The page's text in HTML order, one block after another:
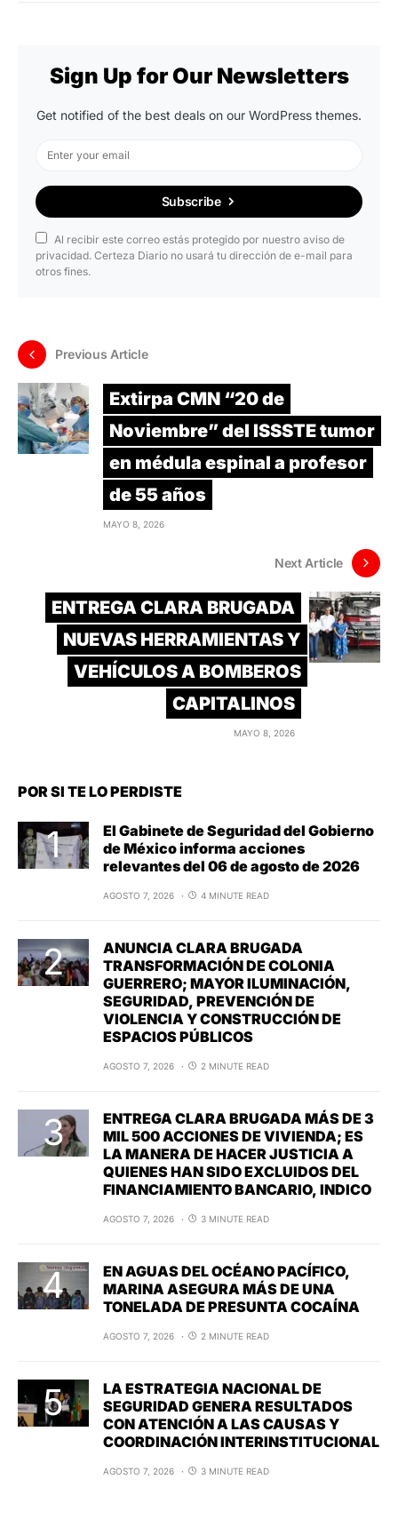
Sign Up for Our Newsletters
Get notified of the best deals on our WordPress themes.
Subscribe
Al recibir este correo estás protegido por nuestro aviso de
privacidad. Certeza Diario no usará tu dirección de e-mail para
otros fines.
Previous Article
Extirpa CMN “20 de
Noviembre” del ISSSTE tumor
en médula espinal a profesor
de 55 años
MAYO 8, 2026
Next Article
ENTREGA CLARA BRUGADA
NUEVAS HERRAMIENTAS Y
VEHÍCULOS A BOMBEROS
CAPITALINOS
MAYO 8, 2026
POR SI TE LO PERDISTE
El Gabinete de Seguridad del Gobierno
de México informa acciones
relevantes del 06 de agosto de 2026
AGOSTO 7, 2026 4 MINUTE READ
ANUNCIA CLARA BRUGADA
TRANSFORMACIÓN DE COLONIA
GUERRERO; MAYOR ILUMINACIÓN,
SEGURIDAD, PREVENCIÓN DE
VIOLENCIA Y CONSTRUCCIÓN DE
ESPACIOS PÚBLICOS
AGOSTO 7, 2026 2 MINUTE READ
ENTREGA CLARA BRUGADA MÁS DE 3
MIL 500 ACCIONES DE VIVIENDA; ES
LA MANERA DE HACER JUSTICIA A
QUIENES HAN SIDO EXCLUIDOS DEL
FINANCIAMIENTO BANCARIO, INDICO
AGOSTO 7, 2026 3 MINUTE READ
EN AGUAS DEL OCÉANO PACÍFICO,
MARINA ASEGURA MÁS DE UNA
TONELADA DE PRESUNTA COCAÍNA
AGOSTO 7, 2026 2 MINUTE READ
LA ESTRATEGIA NACIONAL DE
SEGURIDAD GENERA RESULTADOS
CON ATENCIÓN A LAS CAUSAS Y
COORDINACIÓN INTERINSTITUCIONAL
AGOSTO 7, 2026 3 MINUTE READ